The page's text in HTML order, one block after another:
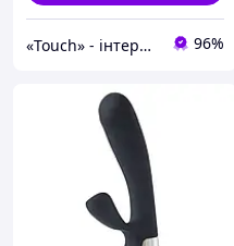
«Touch» - інтернет-магазин електроніки та гаджетів 96%